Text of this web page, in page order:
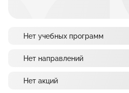
Нет учебных программ
Нет направлений
Нет акций